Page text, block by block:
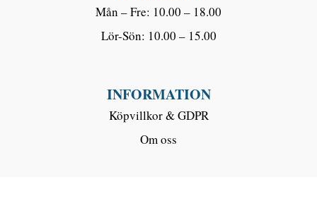
Mån – Fre: 10.00 – 18.00
Lör-Sön: 10.00 – 15.00
INFORMATION
Köpvillkor & GDPR
Om oss